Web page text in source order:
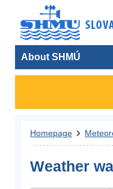
About SHMÚ
Homepage
Weather